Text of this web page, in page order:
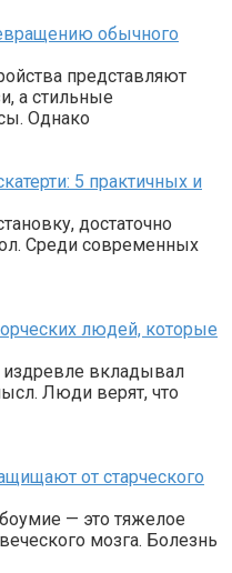
обычного
представляют
а стильные
Однако
5 практичных и
достаточно
Среди современных
людей, которые
вкладывал
Люди верят, что
от старческого
— это тяжелое
мозга. Болезнь